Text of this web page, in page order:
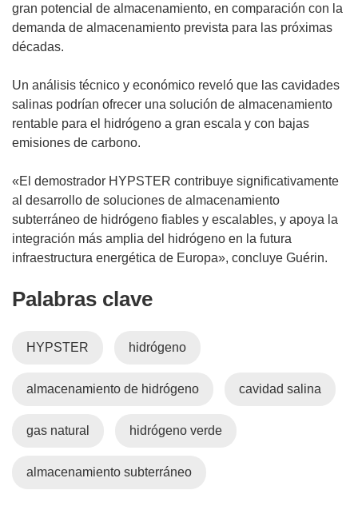
gran potencial de almacenamiento, en comparación con la
demanda de almacenamiento prevista para las próximas
décadas.
Un análisis técnico y económico reveló que las cavidades
salinas podrían ofrecer una solución de almacenamiento
rentable para el hidrógeno a gran escala y con bajas
emisiones de carbono.
«El demostrador HYPSTER contribuye significativamente
al desarrollo de soluciones de almacenamiento
subterráneo de hidrógeno fiables y escalables, y apoya la
integración más amplia del hidrógeno en la futura
infraestructura energética de Europa», concluye Guérin.
Palabras clave
HYPSTER hidrógeno
almacenamiento de hidrógeno cavidad salina
gas natural hidrógeno verde
almacenamiento subterráneo